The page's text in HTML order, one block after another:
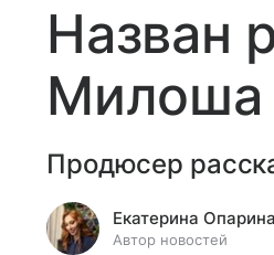
Назван
Милоша
Продюсер
Екатерина Опарина
Автор новостей